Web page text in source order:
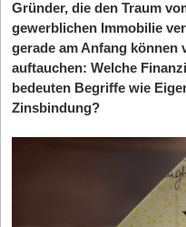
Gründer, die den Traum
gewerblichen Immobilie
gerade am Anfang können
auftauchen: Welche
bedeuten Begriffe wie
Zinsbindung?